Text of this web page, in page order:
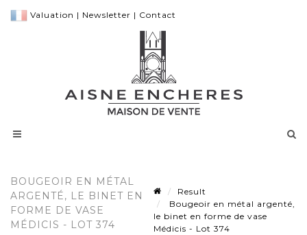
Valuation | Newsletter | Contact
BOUGEOIR EN MÉTAL
ARGENTÉ, LE BINET EN
FORME DE VASE
MÉDICIS - LOT 374
Result
Bougeoir en métal argenté,
le binet en forme de vase
Médicis - Lot 374